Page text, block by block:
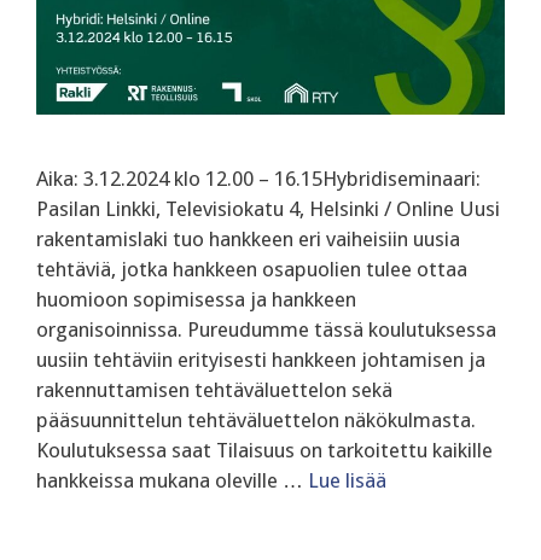
Aika: 3.12.2024 klo 12.00 – 16.15Hybridiseminaari:
Pasilan Linkki, Televisiokatu 4, Helsinki / Online Uusi
rakentamislaki tuo hankkeen eri vaiheisiin uusia
tehtäviä, jotka hankkeen osapuolien tulee ottaa
huomioon sopimisessa ja hankkeen
organisoinnissa. Pureudumme tässä koulutuksessa
uusiin tehtäviin erityisesti hankkeen johtamisen ja
rakennuttamisen tehtäväluettelon sekä
pääsuunnittelun tehtäväluettelon näkökulmasta.
‍Koulutuksessa saat Tilaisuus on tarkoitettu kaikille
hankkeissa mukana oleville … Lue lisää